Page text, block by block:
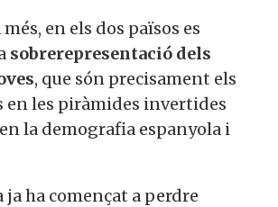
més, en els dos països es
sobrerepresentació dels
, que són precisament els
en les piràmides invertides
la demografia espanyola i
ha començat a perdre